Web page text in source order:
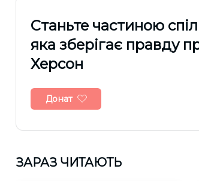
Cтаньте частиною
яка зберігає правду
Херсон
Донат
ЗАРАЗ ЧИТАЮТЬ